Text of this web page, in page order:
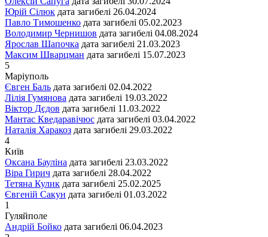
Юрій Сілюк дата загибелі 26.04.2024
Павло Тимошенко дата загибелі 05.02.2023
Володимир Чернишов дата загибелі 04.08.2024
Ярослав Шапочка дата загибелі 21.03.2023
Максим Шварцман дата загибелі 15.07.2023
5
Маріуполь
Євген Баль дата загибелі 02.04.2022
Лілія Гумянова дата загибелі 19.03.2022
Віктор Дєдов дата загибелі 11.03.2022
Мантас Кведаравічюс дата загибелі 03.04.2022
Наталія Харакоз дата загибелі 29.03.2022
4
Київ
Оксана Бауліна дата загибелі 23.03.2022
Віра Гирич дата загибелі 28.04.2022
Тетяна Кулик дата загибелі 25.02.2025
Євгеній Сакун дата загибелі 01.03.2022
1
Гуляйполе
Андрій Бойко дата загибелі 06.04.2023